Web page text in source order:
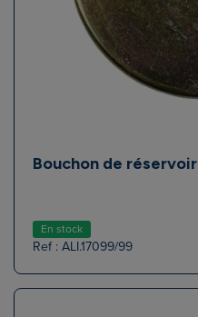
Bouchon de réservoir
En stock
Ref : ALI.17099/99